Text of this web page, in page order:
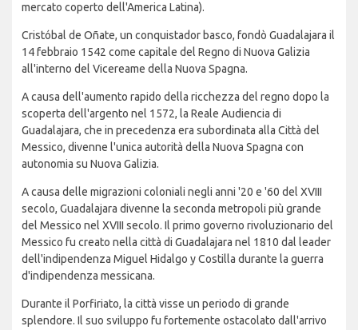
mercato coperto dell'America Latina).
Cristóbal de Oñate, un conquistador basco, fondò Guadalajara il
14 febbraio 1542 come capitale del Regno di Nuova Galizia
all'interno del Vicereame della Nuova Spagna.
A causa dell'aumento rapido della ricchezza del regno dopo la
scoperta dell'argento nel 1572, la Reale Audiencia di
Guadalajara, che in precedenza era subordinata alla Città del
Messico, divenne l'unica autorità della Nuova Spagna con
autonomia su Nuova Galizia.
A causa delle migrazioni coloniali negli anni '20 e '60 del XVIII
secolo, Guadalajara divenne la seconda metropoli più grande
del Messico nel XVIII secolo. Il primo governo rivoluzionario del
Messico fu creato nella città di Guadalajara nel 1810 dal leader
dell'indipendenza Miguel Hidalgo y Costilla durante la guerra
d'indipendenza messicana.
Durante il Porfiriato, la città visse un periodo di grande
splendore. Il suo sviluppo fu fortemente ostacolato dall'arrivo